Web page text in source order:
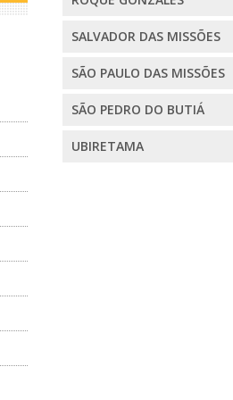
SALVADOR DAS MISSÕES
SÃO PAULO DAS MISSÕES
SÃO PEDRO DO BUTIÁ
UBIRETAMA